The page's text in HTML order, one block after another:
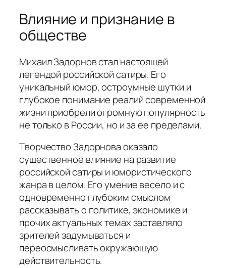
Влияние и признание в
обществе
Михаил Задорнов стал настоящей
легендой российской сатиры. Его
уникальный юмор, остроумные шутки и
глубокое понимание реалий современной
жизни приобрели огромную популярность
не только в России, но и за ее пределами.
Творчество Задорнова оказало
существенное влияние на развитие
российской сатиры и юмористического
жанра в целом. Его умение весело и с
одновременно глубоким смыслом
рассказывать о политике, экономике и
прочих актуальных темах заставляло
зрителей задумываться и
переосмысливать окружающую
действительность.